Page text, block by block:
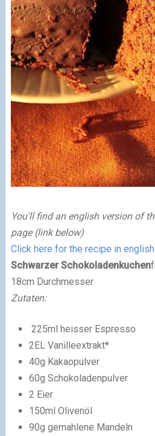
You'll find an english version of
page (link below)
Click here for the recipe in english
Schwarzer Schokoladenkuchen
18cm Durchmesser
Zutaten:
225ml heisser Espresso
2EL Vanilleextrakt*
40g Kakaopulver
60g Schokoladenpulver
2 Eier
150ml Olivenöl
90g gemahlene Mandeln